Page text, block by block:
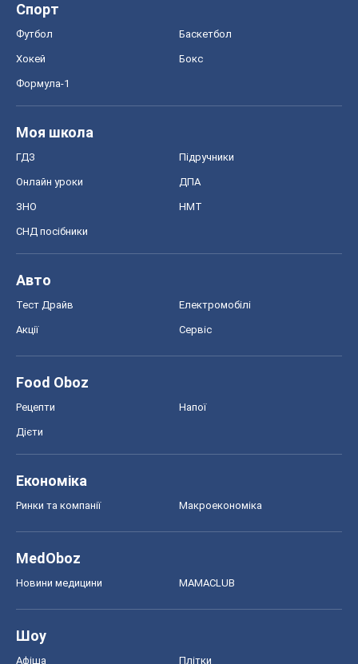
Спорт
Футбол Баскетбол
Хокей Бокс
Формула-1
Моя школа
ГДЗ Підручники
Онлайн уроки ДПА
ЗНО НМТ
СНД посібники
Авто
Тест Драйв Електромобілі
Акції Сервіс
Food Oboz
Рецепти Напої
Дієти
Економіка
Ринки та компанії Макроекономіка
MedOboz
Новини медицини MAMACLUB
Шоу
Афіша Плітки